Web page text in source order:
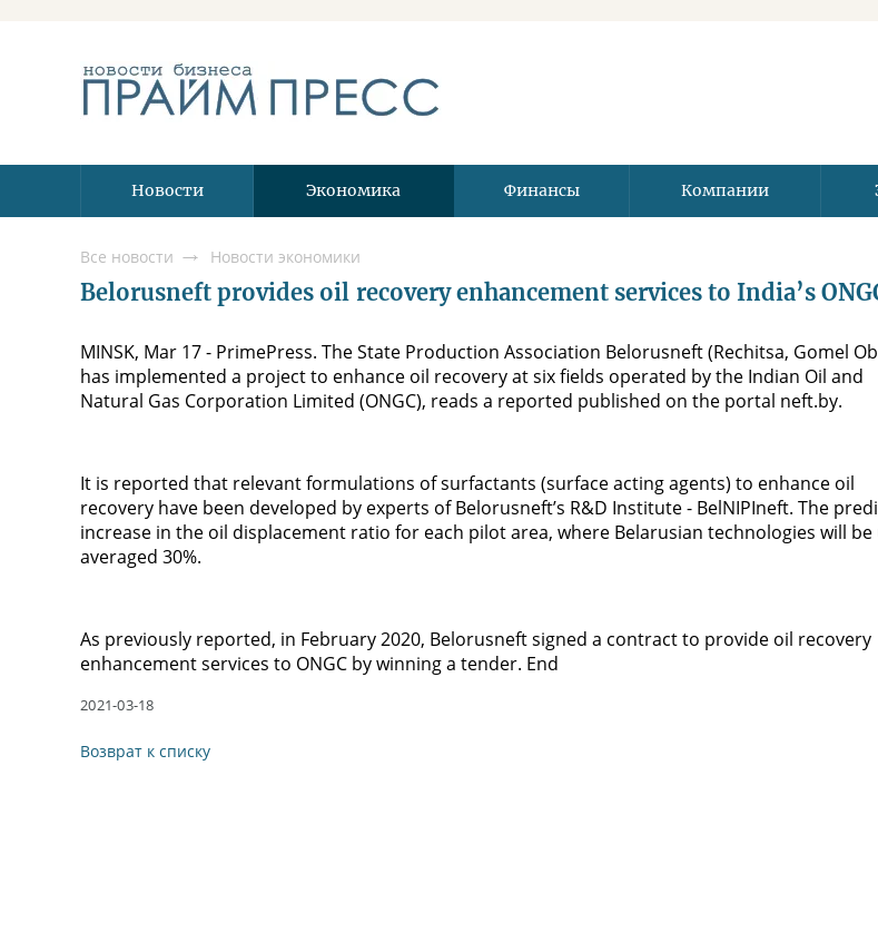
Новости Экономика Финансы Компании
Все новости Новости экономики
Belorusneft provides oil recovery enhancement services to India’s
MINSK, Mar 17 - PrimePress. The State Production Association Belorusneft (Rechitsa, Gomel
has implemented a project to enhance oil recovery at six fields operated by the Indian Oil and
Natural Gas Corporation Limited (ONGC), reads a reported published on the portal neft.by.
It is reported that relevant formulations of surfactants (surface acting agents) to enhance oil
recovery have been developed by experts of Belorusneft’s R&D Institute - BelNIPIneft. The
increase in the oil displacement ratio for each pilot area, where Belarusian technologies will be
averaged 30%.
As previously reported, in February 2020, Belorusneft signed a contract to provide oil recovery
enhancement services to ONGC by winning a tender. End
2021-03-18
Возврат к списку